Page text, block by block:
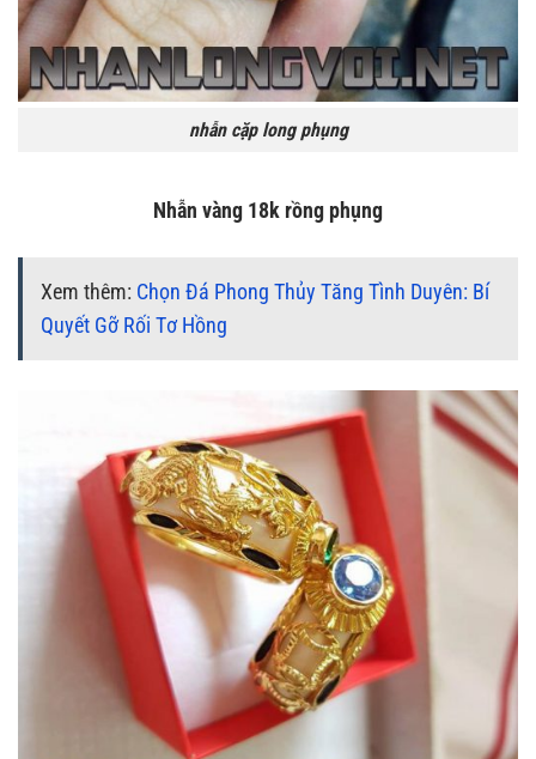
nhẫn cặp long phụng
Nhẫn vàng 18k rồng phụng
Xem thêm: Chọn Đá Phong Thủy Tăng Tình Duyên: Bí
Quyết Gỡ Rối Tơ Hồng